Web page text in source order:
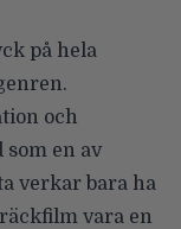
på hela
och
som en av
verkar bara ha
vara en